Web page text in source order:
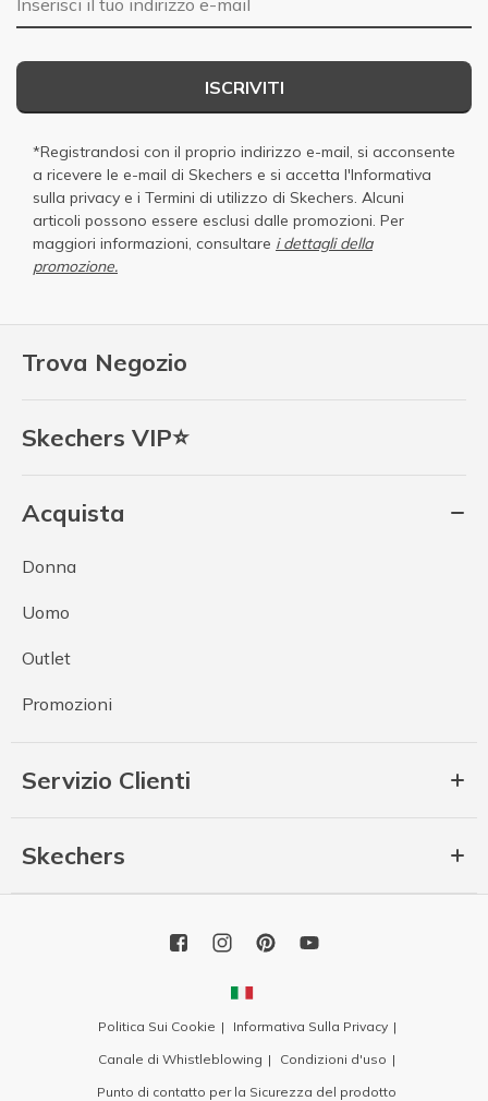
Trova Negozio
Skechers VIP⭐
Acquista
Donna
Uomo
Outlet
Promozioni
Servizio Clienti
Skechers
ISCRIVITI
*Registrandosi con il proprio indirizzo e-mail, si acconsente
a ricevere le e-mail di Skechers e si accetta l'Informativa
sulla privacy e i Termini di utilizzo di Skechers. Alcuni
articoli possono essere esclusi dalle promozioni. Per
maggiori informazioni, consultare i dettagli della
promozione.
Politica Sui Cookie
Informativa Sulla Privacy
Canale di Whistleblowing
Condizioni d'uso
Punto di contatto per la Sicurezza del prodotto